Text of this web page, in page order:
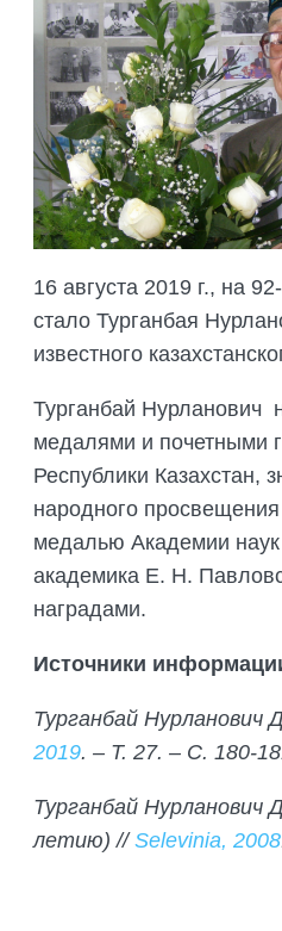
16 августа 2019 г., на
стало Турганбая
известного
Турганбай Нурланович
медалями и почетными
Республики Казахстан,
народного
медалью Академии
академика Е. Н.
наградами.
Источники
Турганбай Нурланович
2019. – Т. 27. – С. 180-
Турганбай Нурланович
летию) //Selevinia, 2008